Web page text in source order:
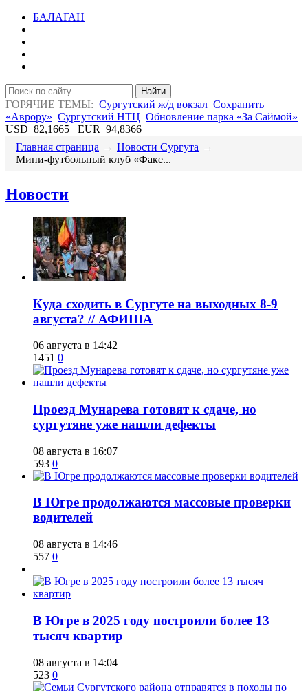
БАЛАГАН
Найти
ГОРЯЧИЕ ТЕМЫ: Сургутский ж/д вокзал Сохранить
«Аврору» Сургутский НТЦ Обновление парка «За Саймой»
USD 82,1665 EUR 94,8366
Главная страница → Новости Сургута →
Мини-футбольный клуб «Факе...
Новости
​Куда сходить в Сургуте на выходных 8-9
августа? // АФИША
06 августа в 14:42
1451 0
​Проезд Мунарева готовят к сдаче, но
сургутяне уже нашли дефекты
08 августа в 16:07
593 0
​В Югре продолжаются массовые проверки
водителей
08 августа в 14:46
557 0
​В Югре в 2025 году построили более 13
тысяч квартир
08 августа в 14:04
523 0